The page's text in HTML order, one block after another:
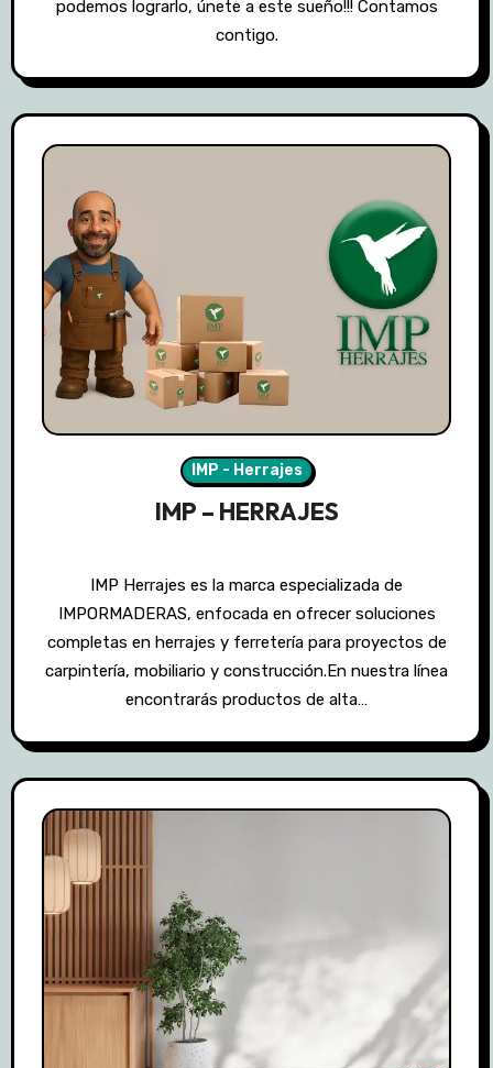
podemos lograrlo, únete a este sueño!!! Contamos
contigo.
IMP - Herrajes
IMP – HERRAJES
IMP Herrajes es la marca especializada de
IMPORMADERAS, enfocada en ofrecer soluciones
completas en herrajes y ferretería para proyectos de
carpintería, mobiliario y construcción.En nuestra línea
encontrarás productos de alta…